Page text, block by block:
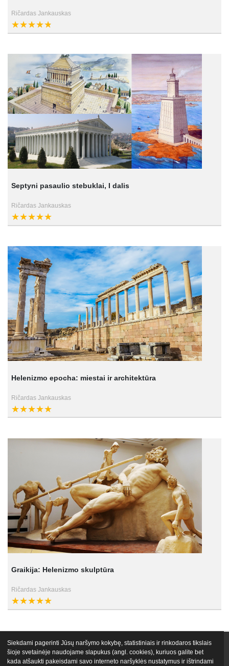
Ričardas Jankauskas
Septyni pasaulio stebuklai, I dalis
Ričardas Jankauskas
Helenizmo epocha: miestai ir architektūra
Ričardas Jankauskas
Graikija: Helenizmo skulptūra
Ričardas Jankauskas
VIP narystės Nemokami mokymai Apie mus Lektoriai
Atsiliepimai Tinklaraštis Egu.lt biblioteka Kontaktai
Siekdami pagerinti Jūsų naršymo kokybę, statistiniais ir rinkodaros tikslais
šioje svetainėje naudojame slapukus (angl. cookies), kuriuos galite bet
kada atšaukti pakeisdami savo interneto naršyklės nustatymus ir ištrindami